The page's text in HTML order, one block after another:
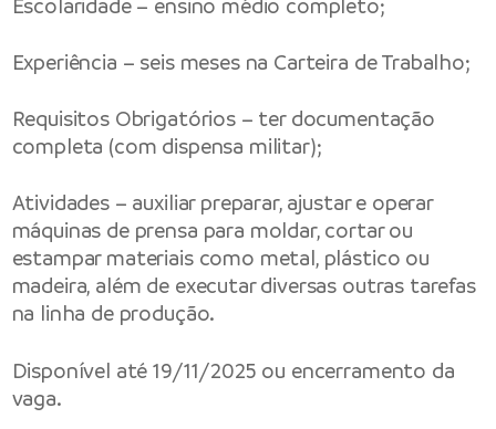
Escolaridade – ensino médio completo;
Experiência – seis meses na Carteira de Trabalho;
Requisitos Obrigatórios – ter documentação
completa (com dispensa militar);
Atividades – auxiliar preparar, ajustar e operar
máquinas de prensa para moldar, cortar ou
estampar materiais como metal, plástico ou
madeira, além de executar diversas outras tarefas
na linha de produção.
Disponível até 19/11/2025 ou encerramento da
vaga.